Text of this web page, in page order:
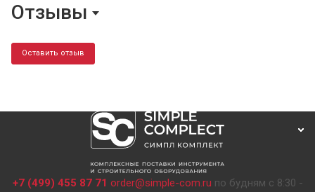
Отзывы
Оставить отзыв
+7 (499) 455 87 71 order@simple-com.ru по будням с 8:30 -